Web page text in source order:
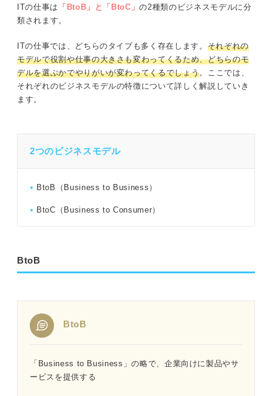
ITの仕事は 「BtoB」と「BtoC」の2種類のビジネスモデルに分
類されます。
ITの仕事では、どちらのタイプも多く存在します。 それぞれの
モデルで役割や仕事の大きさも変わってくるため、どちらのモ
デルを選ぶかでやりがいが変わってくるでしょう。ここでは、
それぞれのビジネスモデルの特徴について詳しく解説していき
ます。
2つのビジネスモデル
BtoB（Business to Business）
BtoC（Business to Consumer）
BtoB
BtoB
「Business to Business」の略で、企業向けに製品やサ
ービスを提供する